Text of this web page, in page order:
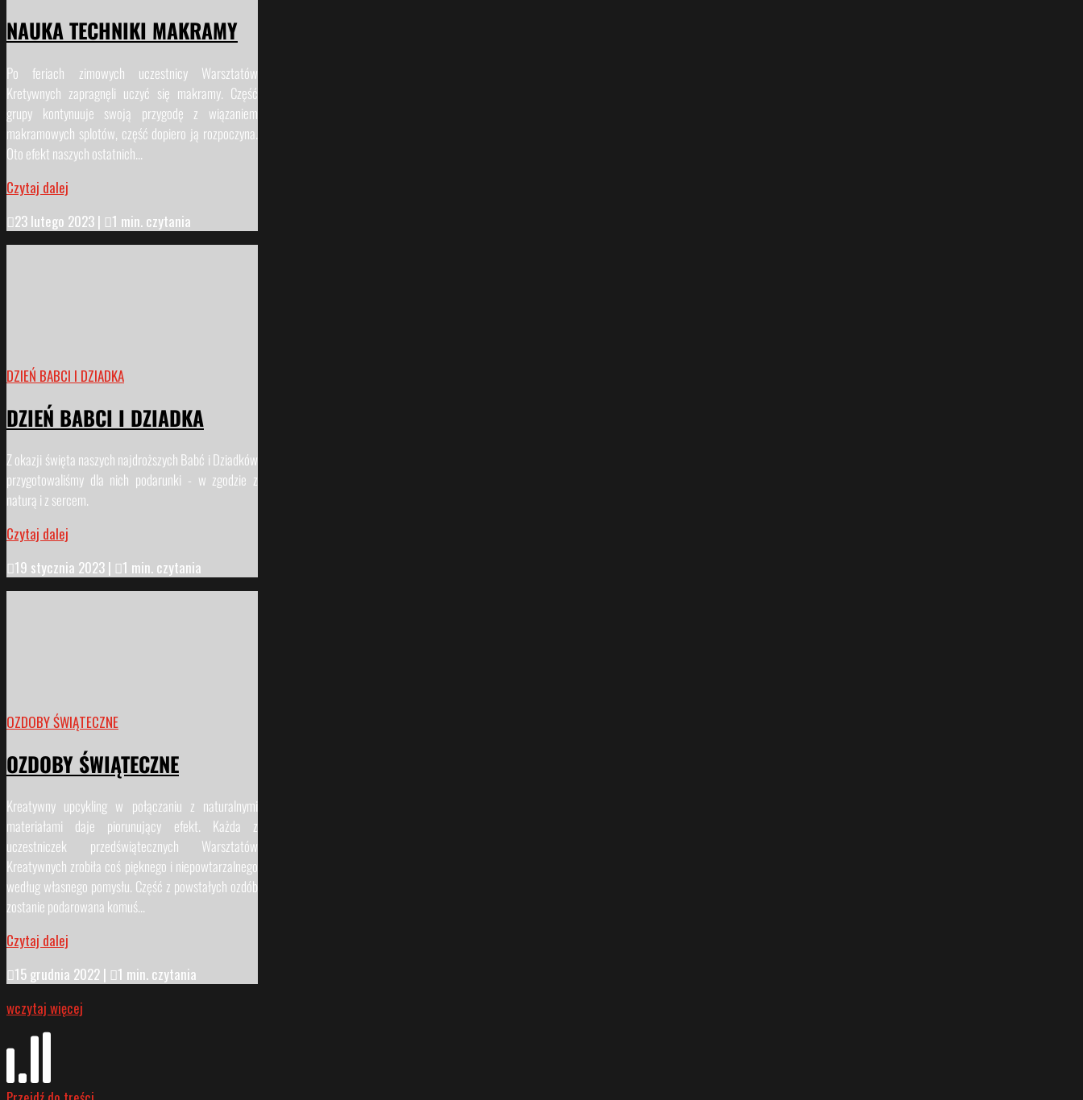
NAUKA TECHNIKI MAKRAMY
Po feriach zimowych uczestnicy Warsztatów
Kretywnych zapragnęli uczyć się makramy. Część
grupy kontynuuje swoją przygodę z wiązaniem
makramowych splotów, część dopiero ją rozpoczyna.
Oto efekt naszych ostatnich...
Czytaj dalej
23 lutego 2023 | 1 min. czytania
DZIEŃ BABCI I DZIADKA
DZIEŃ BABCI I DZIADKA
Z okazji święta naszych najdroższych Babć i Dziadków
przygotowaliśmy dla nich podarunki - w zgodzie z
naturą i z sercem.
Czytaj dalej
19 stycznia 2023 | 1 min. czytania
OZDOBY ŚWIĄTECZNE
OZDOBY ŚWIĄTECZNE
Kreatywny upcykling w połączaniu z naturalnymi
materiałami daje piorunujący efekt. Każda z
uczestniczek przedświątecznych Warsztatów
Kreatywnych zrobiła coś pięknego i niepowtarzalnego
według własnego pomysłu. Część z powstałych ozdób
zostanie podarowana komuś...
Czytaj dalej
15 grudnia 2022 | 1 min. czytania
wczytaj więcej